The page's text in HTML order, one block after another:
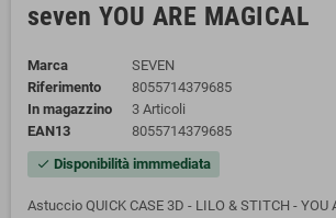
seven YOU ARE MAGICAL
Marca
SEVEN
Riferimento
8055714379685
In magazzino
3 Articoli
EAN13
8055714379685
check Disponibilità immmediata
Astuccio QUICK CASE 3D - LILO & STITCH - YOU